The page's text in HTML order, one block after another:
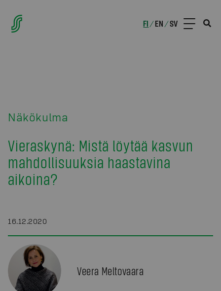
FI /EN /SV
Näkökulma
Vieraskynä: Mistä löytää kasvun
mahdollisuuksia haastavina
aikoina?
16.12.2020
Veera Meltovaara